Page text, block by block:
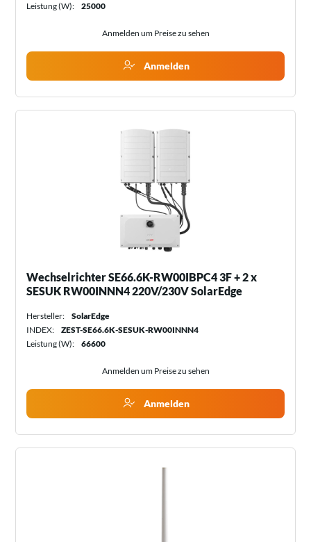
Leistung (W):
25000
Anmelden um Preise zu sehen
Anmelden
Wechselrichter SE66.6K-RW00IBPC4 3F + 2 x
SESUK RW00INNN4 220V/230V SolarEdge
Hersteller:
SolarEdge
INDEX:
ZEST-SE66.6K-SESUK-RW00INNN4
Leistung (W):
66600
Anmelden um Preise zu sehen
Anmelden